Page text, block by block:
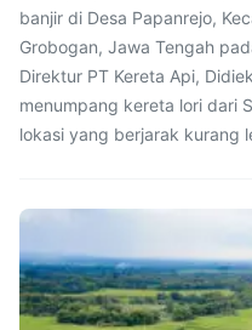
banjir di Desa Papanrejo,
Grobogan, Jawa Tengah
Direktur PT Kereta Api,
menumpang kereta lori dari
lokasi yang berjarak kurang